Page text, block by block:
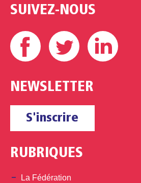
SUIVEZ-NOUS
Facebook Twitter
NEWSLETTER
S'inscrire
RUBRIQUES
La Fédération